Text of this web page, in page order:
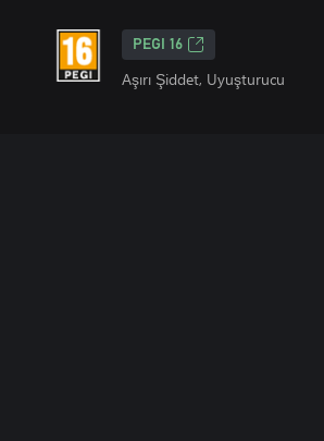
PEGI 16
Aşırı Şiddet, Uyuşturucu